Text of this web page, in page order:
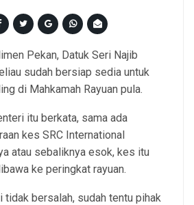
Pekan, Datuk Seri Najib
sudah bersiap sedia untuk
di Mahkamah Rayuan pula.
itu berkata, sama ada
kes SRC International
atau sebaliknya esok, kes itu
ke peringkat rayuan.
tidak bersalah, sudah tentu pihak